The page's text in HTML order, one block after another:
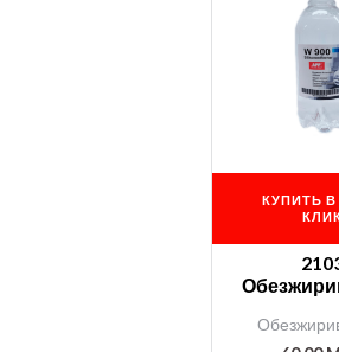
КУПИТЬ